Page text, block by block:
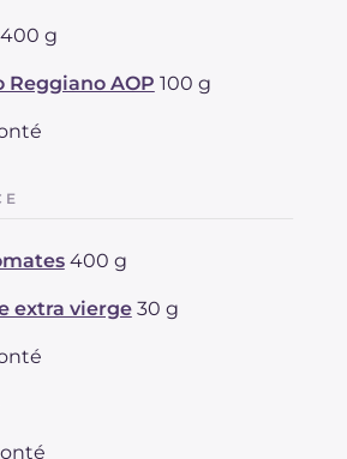
400 g
AOP 100 g
400 g
extra vierge 30 g